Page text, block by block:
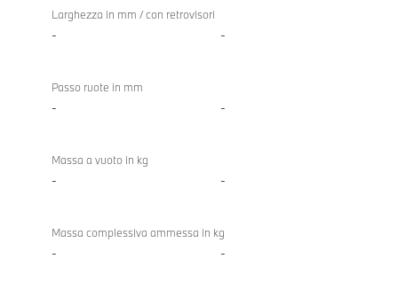
Larghezza in mm / con retrovisori
- -
Passo ruote in mm
- -
Massa a vuoto in kg
- -
Massa complessiva ammessa in kg
- -